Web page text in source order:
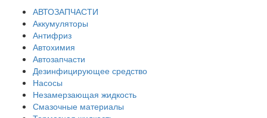
АВТОЗАПЧАСТИ
Аккумуляторы
Антифриз
Автохимия
Автозапчасти
Дезинфицирующее средство
Насосы
Незамерзающая жидкость
Смазочные материалы